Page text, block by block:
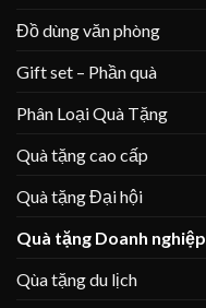
Đồ dùng văn phòng
Gift set – Phần quà
Phân Loại Quà Tặng
Quà tặng cao cấp
Quà tặng Đại hội
Quà tặng Doanh nghiệp
Qùa tặng du lịch